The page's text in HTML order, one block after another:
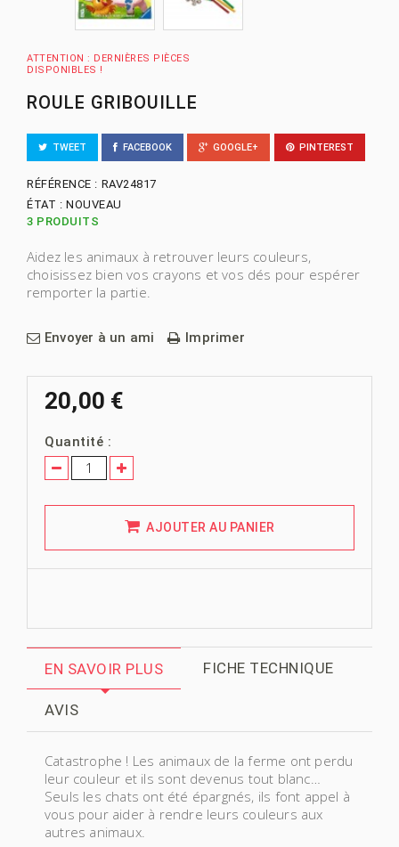
ATTENTION : DERNIÈRES PIÈCES
DISPONIBLES !
ROULE GRIBOUILLE
TWEET FACEBOOK GOOGLE+ PINTEREST
RÉFÉRENCE : RAV24817
ÉTAT : NOUVEAU
3 PRODUITS
Aidez les animaux à retrouver leurs couleurs,
choisissez bien vos crayons et vos dés pour espérer
remporter la partie.
Envoyer à un ami Imprimer
20,00 €
Quantité :
AJOUTER AU PANIER
EN SAVOIR PLUS FICHE TECHNIQUE
AVIS
Catastrophe ! Les animaux de la ferme ont perdu
leur couleur et ils sont devenus tout blanc…
Seuls les chats ont été épargnés, ils font appel à
vous pour aider à rendre leurs couleurs aux
autres animaux.